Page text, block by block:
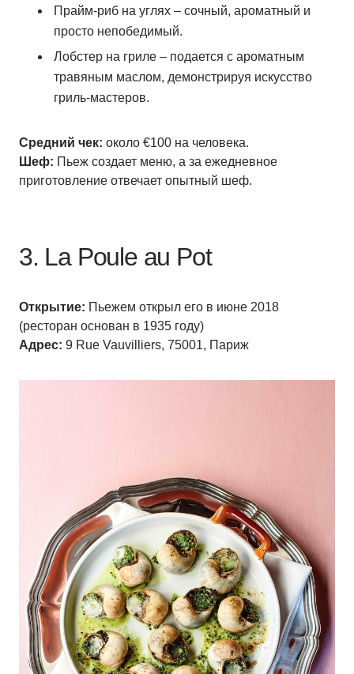
Прайм-риб на углях – сочный, ароматный и
просто непобедимый.
Лобстер на гриле – подается с ароматным
травяным маслом, демонстрируя искусство
гриль-мастеров.
Средний чек: около €100 на человека.
Шеф: Пьеж создает меню, а за ежедневное
приготовление отвечает опытный шеф.
3. La Poule au Pot
Открытие: Пьежем открыл его в июне 2018
(ресторан основан в 1935 году)
Адрес: 9 Rue Vauvilliers, 75001, Париж